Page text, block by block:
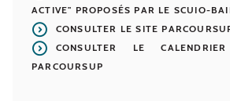
ACTIVE" PROPOSÉS PAR LE SCUIO-
CONSULTER LE SITE
CONSULTER LE
PARCOURSUP